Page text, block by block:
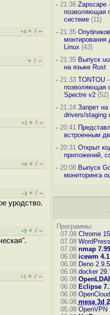
+4 + / –
+ / –
+1 + / –
+6 + / –
–1 + / –
уродство.
+5 + / –
+1 + / –
-21:36 Zapscape
позволяющая
системе(11)
-21:35
монтирования
Linux (43)
-21:35 Выпуск
на языке Rust
-21:33 TONTOU
позволяющая
Spectre v2(52)
-21:24 Запрет
drivers/staging
-20:41
встроенным
-20:31 Открыт
приложений,
-20:08 Выпуск
мониторинга
Программы:
07.08 Chrome
07.08
07.08 nmap
06.08 icewm 4.1
06.08 Deno 2.9.5
06.08 docker
06.08
06.08 Eclipse
06.08
06.08 mesa 3d
05.08 OpenVPN